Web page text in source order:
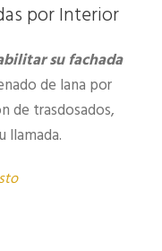
por Interior
su fachada
de lana por
de trasdosados,
llamada.